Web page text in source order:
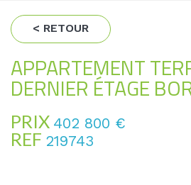
< RETOUR
APPARTEMENT
DERNIER ÉTAGE
PRIX 402 800 €
REF 219743